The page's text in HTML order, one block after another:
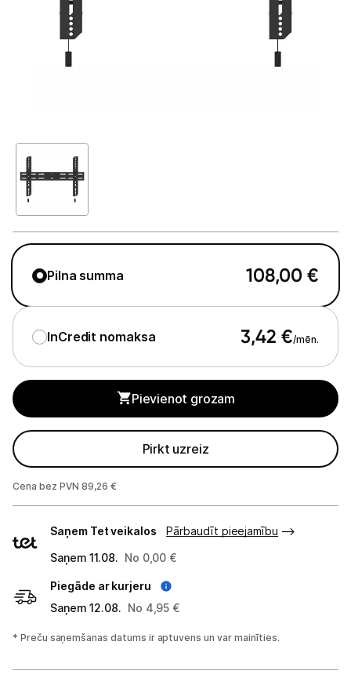
Televizoru stiprinājumi
TV rāmji
Antenas
Pārsprieguma aizsargi
Tet Virszemes televīzija
TV iekārtas
Studijas skaņas aprīkojums
Datortehnika
Telefoni, planšetdatori
Viedierīces
Sadzīves tehnika
Skaistumkopšana
Sports un atpūta
Ražotāju atjaunota tehnika
Pilna summa 108,00 €
InCredit nomaksa 3,42 €/mēn.
Pievienot grozam
Pirkt uzreiz
Cena bez PVN 89,26 €
veidi
Saņem Tet veikalos
Pārbaudīt pieejamību
Saņem 11.08. No 0,00 €
Piegāde ar kurjeru
Saņem 12.08. No 4,95 €
* Preču saņemšanas datums ir aptuvens un var mainīties.